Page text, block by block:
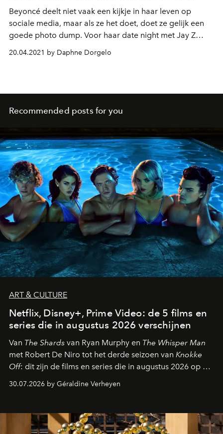
Beyoncé deelt niet vaak een kijkje in haar leven op
sociale media, maar als ze het doet, doet ze gelijk een
goede photo dump. Voor haar date night met Jay Z
20.04.2021 by Daphne Dorgelo
Recommended posts for you
ART & CULTURE
Netflix, Disney+, Prime Video: de 5 films en
series die in augustus 2026 verschijnen
Van The Shards van Ryan Murphy en The Whisper Man
met Robert De Niro tot het derde seizoen van Knokke
Off: dit zijn de films en series die in augustus 2026 op de
30.07.2026 by Géraldine Verheyen